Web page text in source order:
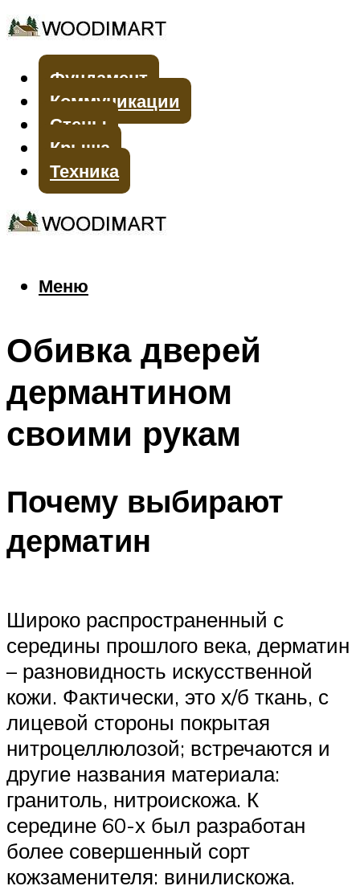
Фундамент
Коммуникации
Стены
Крыша
Техника
Меню
Меню
Обивка дверей
дермантином
своими рукам
Почему выбирают
дерматин
Широко распространенный с
середины прошлого века, дерматин
– разновидность искусственной
кожи. Фактически, это х/б ткань, с
лицевой стороны покрытая
нитроцеллюлозой; встречаются и
другие названия материала:
гранитоль, нитроискожа. К
середине 60-х был разработан
более совершенный сорт
кожзаменителя: винилискожа.